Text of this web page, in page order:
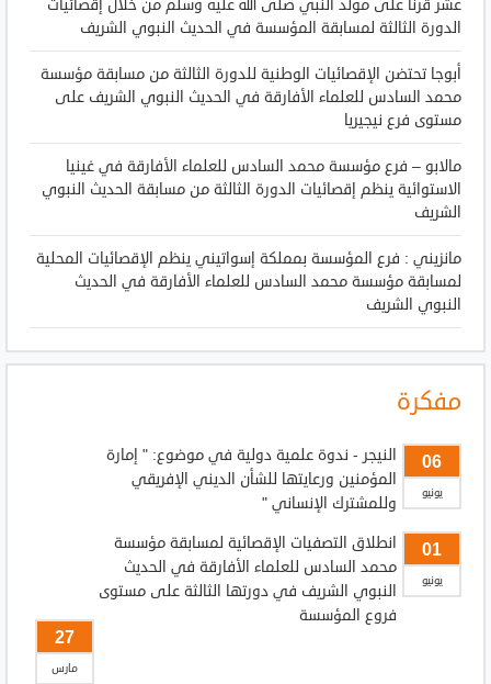
عشر قرنا على مولد النبي صلى الله عليه وسلم من خلال إقصائيات
الدورة الثالثة لمسابقة المؤسسة في الحديث النبوي الشريف
أبوجا تحتضن الإقصائيات الوطنية للدورة الثالثة من مسابقة مؤسسة
محمد السادس للعلماء الأفارقة في الحديث النبوي الشريف على
مستوى فرع نيجيريا
مالابو – فرع مؤسسة محمد السادس للعلماء الأفارقة في غينيا
الاستوائية ينظم إقصائيات الدورة الثالثة من مسابقة الحديث النبوي
الشريف
مانزيني : فرع المؤسسة بمملكة إسواتيني ينظم الإقصائيات المحلية
لمسابقة مؤسسة محمد السادس للعلماء الأفارقة في الحديث
النبوي الشريف
مفكرة
06
يونيو
النيجر - ندوة علمية دولية في موضوع: " إمارة
المؤمنين ورعايتها للشأن الديني الإفريقي
وللمشترك الإنساني "
01
يونيو
انطلاق التصفيات الإقصائية لمسابقة مؤسسة
محمد السادس للعلماء الأفارقة في الحديث
النبوي الشريف في دورتها الثالثة على مستوى
فروع المؤسسة
27
مارس